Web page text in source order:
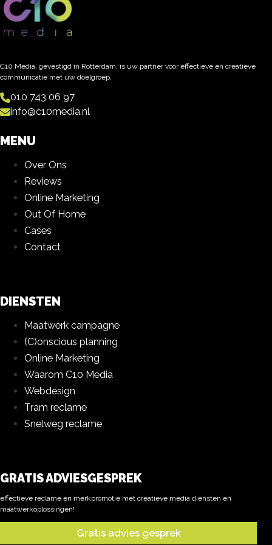
C10 Media, gevestigd in Rotterdam, is uw partner voor effectieve en creatieve
communicatie met uw doelgroep.
010 743 06 97
info@c10media.nl
MENU
Over Ons
Reviews
Online Marketing
Out Of Home
Cases
Contact
DIENSTEN
Maatwerk campagne
(C)onscious planning
Online Marketing
Waarom C10 Media
Webdesign
Tram reclame
Snelweg reclame
GRATIS ADVIESGESPREK
effectieve reclame en merkpromotie met creatieve media diensten en
maatwerkoplossingen!
Gratis advies gesprek